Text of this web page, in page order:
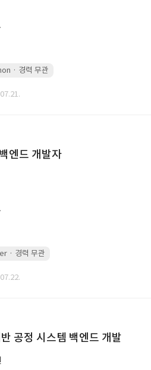
· 경력 무관
엔드 개발자
· 경력 무관
공정 시스템 백엔드 개발